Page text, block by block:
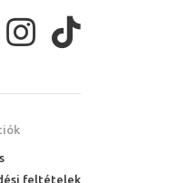
feltételek